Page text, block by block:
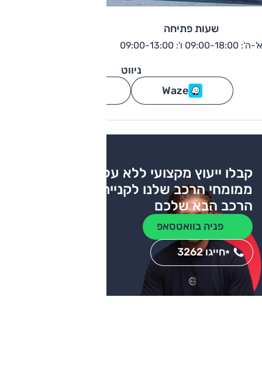
שעות פתיחה
א'-ה': 09:00-18:00 ו': 09:00-13:00
ניווט
Waze
קבלו ייעוץ מקצועי ללא עלות
ממומחי הרכב שלנו לקניית
הרכב הבא שלכם
פניה בוואטסאפ
חייגו 3262*